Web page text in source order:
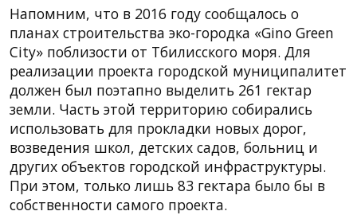
Напомним, что в 2016 году сообщалось о
планах строительства эко-городка «Gino Green
City» поблизости от Тбилисского моря. Для
реализации проекта городской муниципалитет
должен был поэтапно выделить 261 гектар
земли. Часть этой территорию собирались
использовать для прокладки новых дорог,
возведения школ, детских садов, больниц и
других объектов городской инфраструктуры.
При этом, только лишь 83 гектара было бы в
собственности самого проекта.